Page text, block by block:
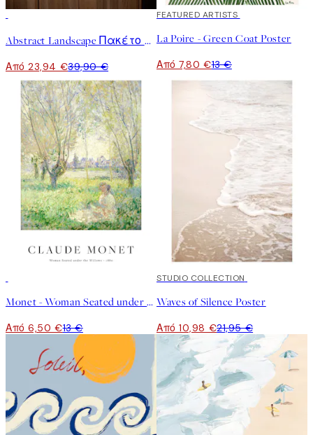
Abstract Landscape Πακέτο με Poster
Από 23,94 €39,90 €
40%*
FEATURED ARTISTS
La Poire - Green Coat Poster
Από 7,80 €13 €
Monet - Woman Seated under the Willows Poster
Από 6,50 €13 €
50%*
STUDIO COLLECTION
Waves of Silence Poster
Από 10,98 €21,95 €